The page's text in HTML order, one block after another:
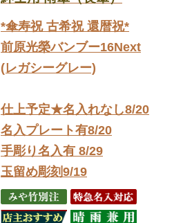
*傘寿祝 古希祝 還暦祝*
前原光榮バンブー16Next
(レガシーグレー)
仕上予定★名入れなし8/20
名入プレート有8/20
手彫り名入有 8/29
玉留め彫刻9/19